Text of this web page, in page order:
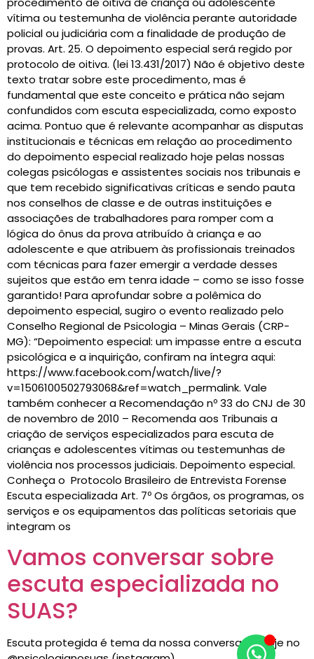
vítima ou testemunha de violência perante autoridade
policial ou judiciária com a finalidade de produção de
provas. Art. 25. O depoimento especial será regido por
protocolo de oitiva. (lei 13.431/2017) Não é objetivo deste
texto tratar sobre este procedimento, mas é
fundamental que este conceito e prática não sejam
confundidos com escuta especializada, como exposto
acima. Pontuo que é relevante acompanhar as disputas
institucionais e técnicas em relação ao procedimento
do depoimento especial realizado hoje pelas nossas
colegas psicólogas e assistentes sociais nos tribunais e
que tem recebido significativas críticas e sendo pauta
nos conselhos de classe e de outras instituições e
associações de trabalhadores para romper com a
lógica do ônus da prova atribuído à criança e ao
adolescente e que atribuem às profissionais treinados
com técnicas para fazer emergir a verdade desses
sujeitos que estão em tenra idade – como se isso fosse
garantido! Para aprofundar sobre a polêmica do
depoimento especial, sugiro o evento realizado pelo
Conselho Regional de Psicologia – Minas Gerais (CRP-
MG): “Depoimento especial: um impasse entre a escuta
psicológica e a inquirição, confiram na íntegra aqui:
https://www.facebook.com/watch/live/?
v=1506100502793068&ref=watch_permalink. Vale
também conhecer a Recomendação nº 33 do CNJ de 30
de novembro de 2010 – Recomenda aos Tribunais a
criação de serviços especializados para escuta de
crianças e adolescentes vítimas ou testemunhas de
violência nos processos judiciais. Depoimento especial.
Conheça o Protocolo Brasileiro de Entrevista Forense
Escuta especializada Art. 7º Os órgãos, os programas, os
serviços e os equipamentos das políticas setoriais que
integram os
Vamos conversar sobre
escuta especializada no
SUAS?
Escuta protegida é tema da nossa conversa de hoje no